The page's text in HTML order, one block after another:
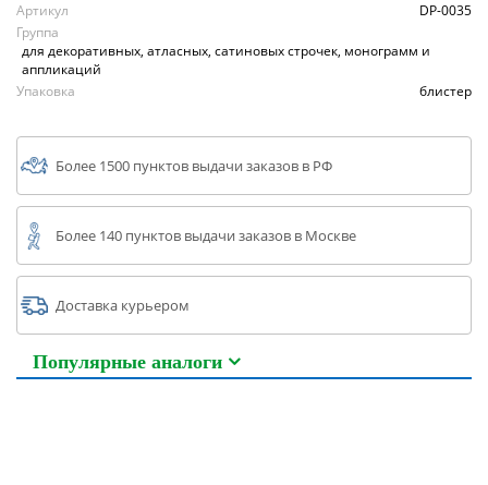
Артикул
DP-0035
Группа
для декоративных, атласных, сатиновых строчек, монограмм и
аппликаций
Упаковка
блистер
Более 1500 пунктов выдачи заказов в РФ
Более 140 пунктов выдачи заказов в Москве
Доставка курьером
Популярные аналоги